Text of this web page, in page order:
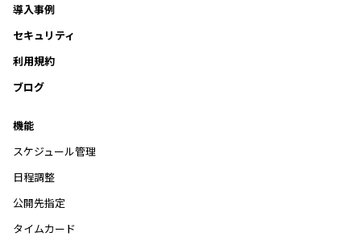
導入事例
セキュリティ
利用規約
ブログ
機能
スケジュール管理
日程調整
公開先指定
タイムカード